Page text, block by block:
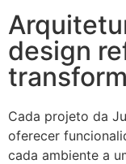
design
Cada projeto da
oferecer
cada ambiente a